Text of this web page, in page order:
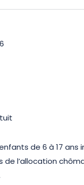
de 6 à 17 ans
l’allocation